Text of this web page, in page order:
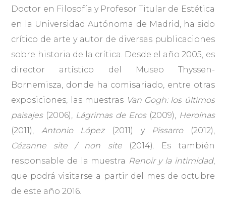
Doctor en Filosofía y Profesor Titular de Estética
en la Universidad Autónoma de Madrid, ha sido
crítico de arte y autor de diversas publicaciones
sobre historia de la crítica. Desde el año 2005, es
director artístico del Museo Thyssen-
Bornemisza, donde ha comisariado, entre otras
exposiciones, las muestras Van Gogh: los últimos
paisajes (2006), Lágrimas de Eros (2009), Heroínas
(2011), Antonio López (2011) y Pissarro
(2012),
Cézanne site / non site
(2014). Es también
responsable de la muestra Renoir y la intimidad,
que podrá visitarse a partir del mes de octubre
de este año 2016.